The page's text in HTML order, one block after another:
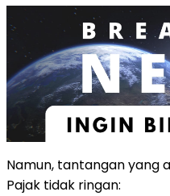
Namun, tantangan yang
Pajak tidak ringan: